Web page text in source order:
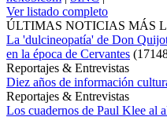
Ver listado completo
ÚLTIMAS NOTICIAS MÁS
La 'dulcineopatía' de Don
en la época de Cervantes (
Reportajes & Entrevistas
Diez años de información
Reportajes & Entrevistas
Los cuadernos de Paul Klee al